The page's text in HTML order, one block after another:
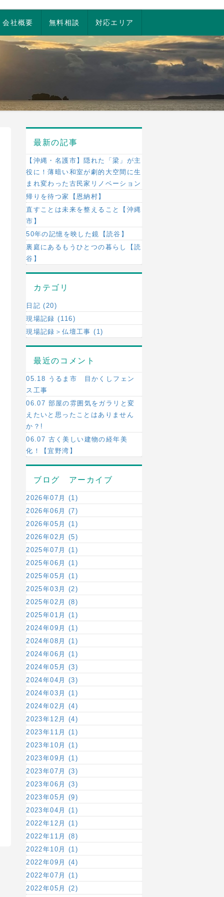
会社概要 無料相談 対応エリア
最新の記事
【沖縄・名護市】隠れた「梁」が主
役に！薄暗い和室が劇的大空間に生
まれ変わった古民家リノベーション
帰りを待つ家【恩納村】
直すことは未来を整えること【沖縄
市】
50年の記憶を映した鏡【読谷】
裏庭にあるもうひとつの暮らし【読
谷】
カテゴリ
日記 (20)
現場記録 (116)
現場記録＞仏壇工事 (1)
最近のコメント
05.18 うるま市 目かくしフェン
ス工事
06.07 部屋の雰囲気をガラリと変
えたいと思ったことはありません
か？!
06.07 古く美しい建物の経年美
化！【宜野湾】
ブログ アーカイブ
2026年07月 (1)
2026年06月 (7)
2026年05月 (1)
2026年02月 (5)
2025年07月 (1)
2025年06月 (1)
2025年05月 (1)
2025年03月 (2)
2025年02月 (8)
2025年01月 (1)
2024年09月 (1)
2024年08月 (1)
2024年06月 (1)
2024年05月 (3)
2024年04月 (3)
2024年03月 (1)
2024年02月 (4)
2023年12月 (4)
2023年11月 (1)
2023年10月 (1)
2023年09月 (1)
2023年07月 (3)
2023年06月 (3)
2023年05月 (9)
2023年04月 (1)
2022年12月 (1)
2022年11月 (8)
2022年10月 (1)
2022年09月 (4)
2022年07月 (1)
2022年05月 (2)